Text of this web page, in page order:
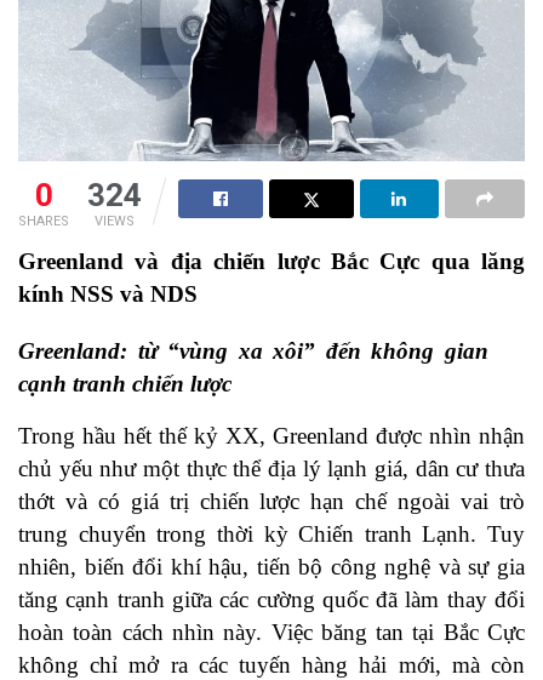
0
SHARES
324
VIEWS
Greenland và địa chiến lược Bắc Cực qua lăng
kính NSS và NDS
Greenland: từ “vùng xa xôi” đến không gian
cạnh tranh chiến lược
Trong hầu hết thế kỷ XX, Greenland được nhìn nhận
chủ yếu như một thực thể địa lý lạnh giá, dân cư thưa
thớt và có giá trị chiến lược hạn chế ngoài vai trò
trung chuyển trong thời kỳ Chiến tranh Lạnh. Tuy
nhiên, biến đổi khí hậu, tiến bộ công nghệ và sự gia
tăng cạnh tranh giữa các cường quốc đã làm thay đổi
hoàn toàn cách nhìn này. Việc băng tan tại Bắc Cực
không chỉ mở ra các tuyến hàng hải mới, mà còn